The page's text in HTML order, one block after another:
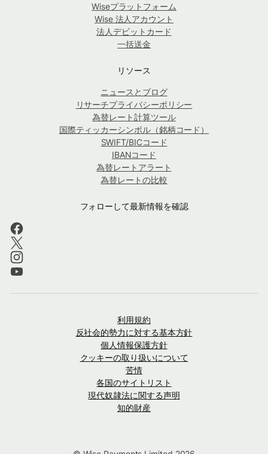
Wiseプラットフォーム
Wise 法人アカウント
法人デビットカード
一括送金
リソース
ニュースとブログ
リサーチプライバシーポリシー
為替レート計算ツール
国際ティッカーシンボル（銘柄コード）
SWIFT/BICコード
IBANコード
為替レートアラート
為替レートの比較
フォローして最新情報を確認
利用規約
反社会的勢力に対する基本方針
個人情報保護方針
クッキーの取り扱いについて
苦情
各国のサイトリスト
現代奴隷法に関する声明
知的財産